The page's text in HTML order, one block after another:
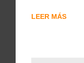
LEER MÁS